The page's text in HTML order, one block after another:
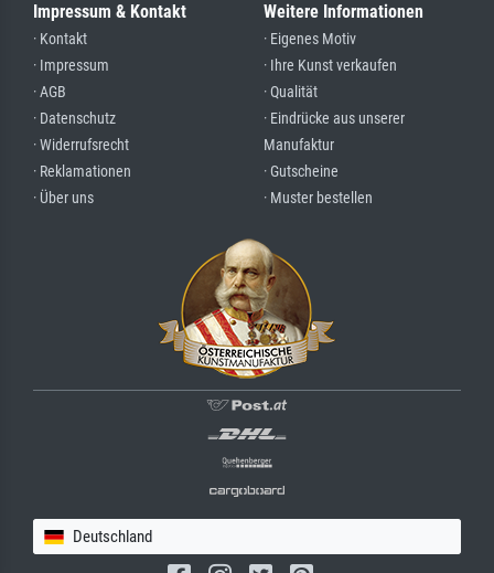
Impressum & Kontakt
· Kontakt
· Impressum
· AGB
· Datenschutz
· Widerrufsrecht
· Reklamationen
· Über uns
Weitere Informationen
· Eigenes Motiv
· Ihre Kunst verkaufen
· Qualität
· Eindrücke aus unserer
Manufaktur
· Gutscheine
· Muster bestellen
Deutschland